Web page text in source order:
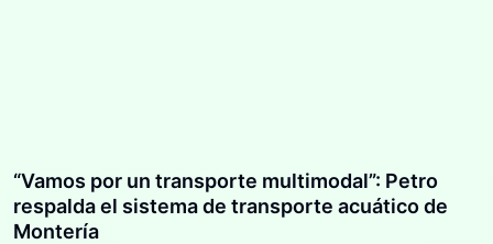
“Vamos por un transporte multimodal”: Petro
respalda el sistema de transporte acuático de
Montería